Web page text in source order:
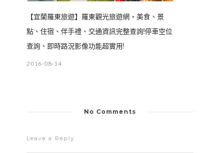
【宜蘭羅東旅遊】羅東觀光旅遊網‧美食、景
點、住宿、伴手禮、交通資訊完整查詢!停車空位
查詢、即時路況影像功能超實用!
2016-08-14
No Comments
Leave a Reply